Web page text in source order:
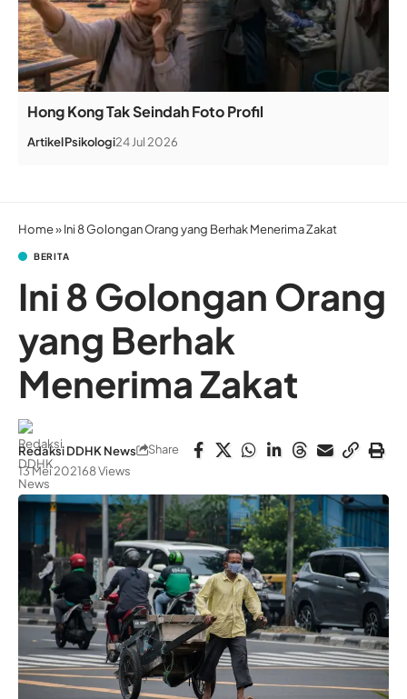
Hong Kong Tak Seindah Foto Profil
ArtikelPsikologi24 Jul 2026
Home»Ini 8 Golongan Orang yang Berhak Menerima Zakat
BERITA
Ini 8 Golongan Orang
yang Berhak
Menerima Zakat
Redaksi DDHK News
13 Mei 202168 Views
Share